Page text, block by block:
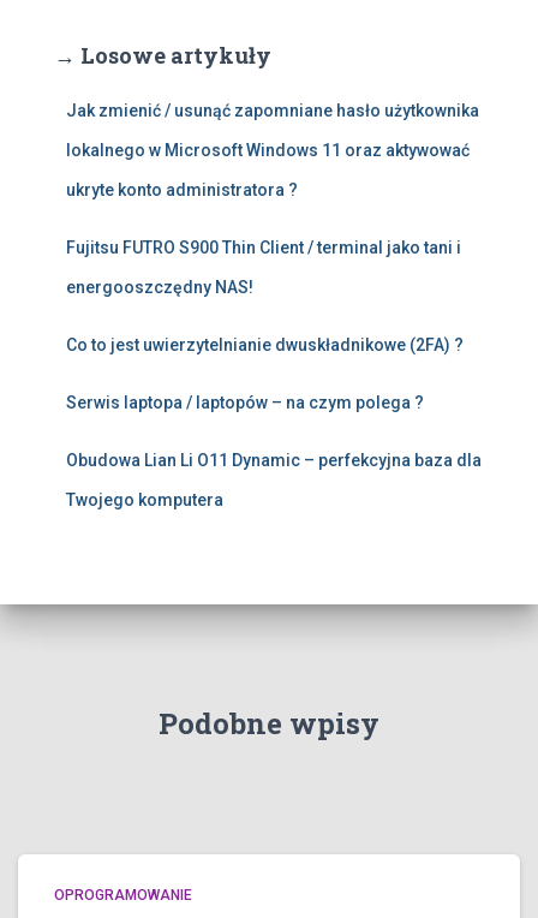
→ Losowe artykuły
Jak zmienić / usunąć zapomniane hasło użytkownika
lokalnego w Microsoft Windows 11 oraz aktywować
ukryte konto administratora ?
Fujitsu FUTRO S900 Thin Client / terminal jako tani i
energooszczędny NAS!
Co to jest uwierzytelnianie dwuskładnikowe (2FA) ?
Serwis laptopa / laptopów – na czym polega ?
Obudowa Lian Li O11 Dynamic – perfekcyjna baza dla
Twojego komputera
Podobne wpisy
OPROGRAMOWANIE